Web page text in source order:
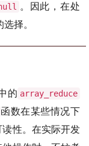
。因此，在处
择。
的 array_reduce
函数在某些情况下
性。在实际开发